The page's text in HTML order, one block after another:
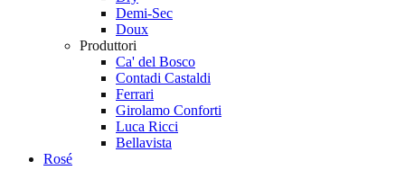
Demi-Sec
Doux
Produttori
Ca' del Bosco
Contadi Castaldi
Ferrari
Girolamo Conforti
Luca Ricci
Bellavista
Rosé